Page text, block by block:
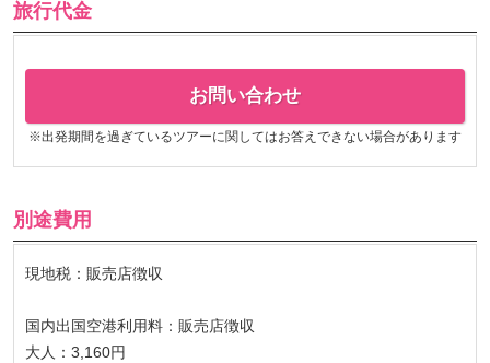
旅行代金
お問い合わせ
※出発期間を過ぎているツアーに関してはお答えできない場合があります
別途費用
現地税：販売店徴収
国内出国空港利用料：販売店徴収
大人：3,160円